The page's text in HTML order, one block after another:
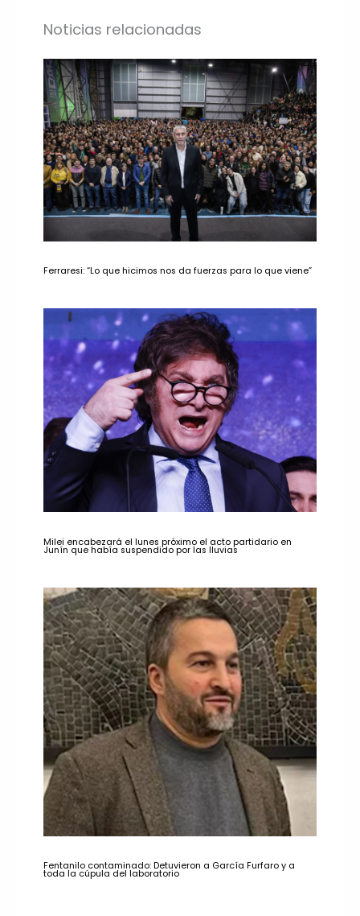
Noticias relacionadas
Ferraresi: “Lo que hicimos nos da fuerzas para lo que viene”
Milei encabezará el lunes próximo el acto partidario en
Junín que había suspendido por las lluvias
Fentanilo contaminado: Detuvieron a García Furfaro y a
toda la cúpula del laboratorio